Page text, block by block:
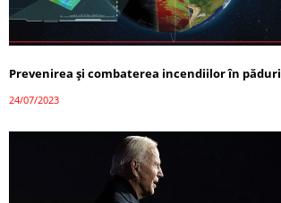
Prevenirea și combaterea incendiilor în păduri
24/07/2023